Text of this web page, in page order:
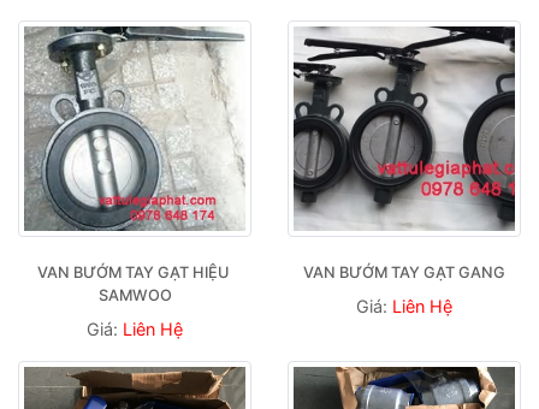
VAN BƯỚM TAY GẠT HIỆU
SAMWOO
Giá: Liên Hệ
VAN BƯỚM TAY GẠT GANG
Giá: Liên Hệ